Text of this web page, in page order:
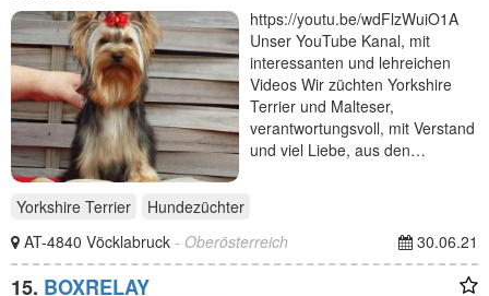
https://youtu.be/wdFlzWuiO1A
Unser YouTube Kanal, mit
interessanten und lehreichen
Videos Wir züchten Yorkshire
Terrier und Malteser,
verantwortungsvoll, mit Verstand
und viel Liebe, aus den…
Yorkshire Terrier
Hundezüchter
AT-4840 Vöcklabruck - Oberösterreich 30.06.21
15. BOXRELAY